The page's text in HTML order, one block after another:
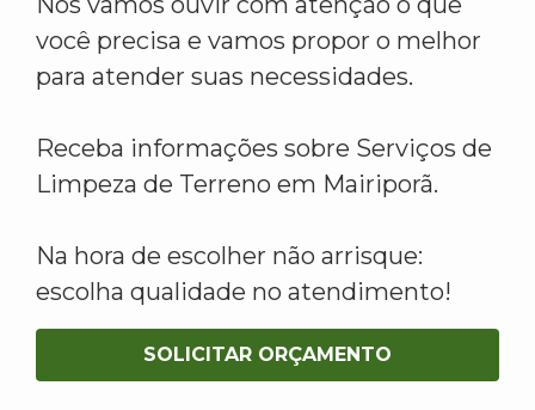
você precisa e vamos propor o melhor
para atender suas necessidades.
Receba informações sobre Serviços de
Limpeza de Terreno em Mairiporã.
Na hora de escolher não arrisque:
escolha qualidade no atendimento!
SOLICITAR ORÇAMENTO